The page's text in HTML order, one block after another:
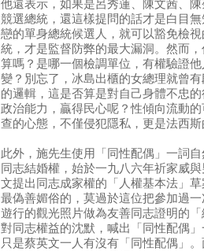
他還表示，如果是呂秀蓮、陳文茜、
競選總統，還這樣提問的話才是白目
戀的單身總統候選人，就可以豁免檢
統，才是監督防弊的最大漏洞。然而
算嗎？是哪一個檢調單位，有權驗證
變？別忘了，冰島出櫃的女總理就曾
的邏輯，這是否算是對自己身體不忠
政治能力，贏得民心呢？性傾向流動
查的心態，不僅侵犯隱私，更是法西
此外，施先生使用「同性配偶」一詞
同志結婚權，始於一九八六年祈家威
文提出同志成家權的「人權基本法」
最偽善媚俗的，莫過於這位把參加過
遊行的觀光照片做為友善同志證明的
對同志權益的沈默，喊出「同性配偶
只是蔡英文一人有沒有「同性配偶」